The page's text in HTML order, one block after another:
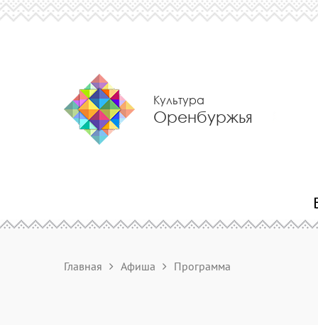
Культура
Оренбуржья
Главная Афиша Программа